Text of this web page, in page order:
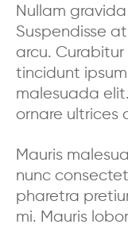
Nullam
Suspendisse
arcu.
tincidunt
malesuada
ornare ultrices
Mauris
nunc
pharetra
mi. Mauris